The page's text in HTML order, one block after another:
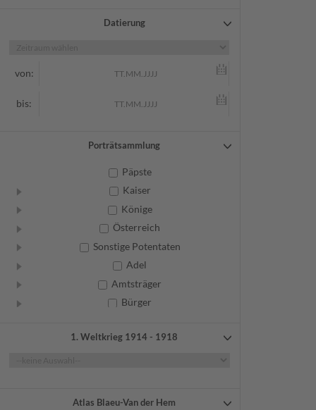
Datierung
von:
bis:
Porträtsammlung
Päpste
Kaiser
Könige
Österreich
Sonstige Potentaten
Adel
Amtsträger
Bürger
Geistliche
1. Weltkrieg 1914 - 1918
Atlas Blaeu-Van der Hem